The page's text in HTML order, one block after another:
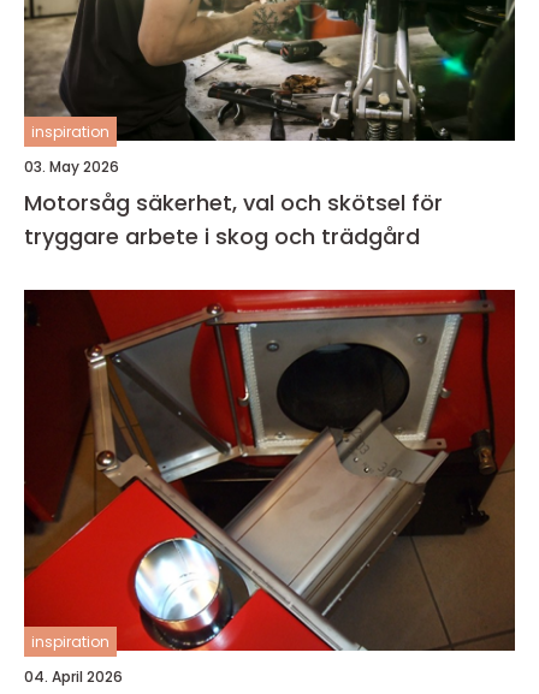
inspiration
03. May 2026
Motorsåg säkerhet, val och skötsel för
tryggare arbete i skog och trädgård
inspiration
04. April 2026